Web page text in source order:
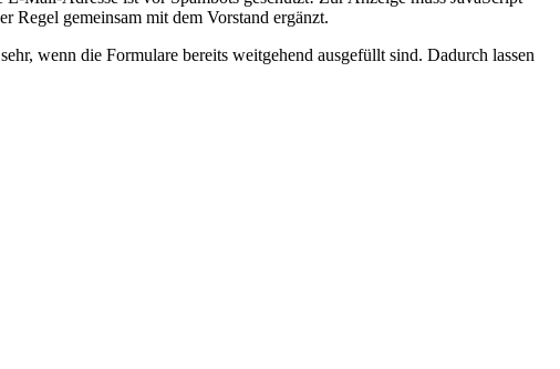
Regel gemeinsam mit dem Vorstand ergänzt.
wenn die Formulare bereits weitgehend ausgefüllt sind. Dadurch lassen